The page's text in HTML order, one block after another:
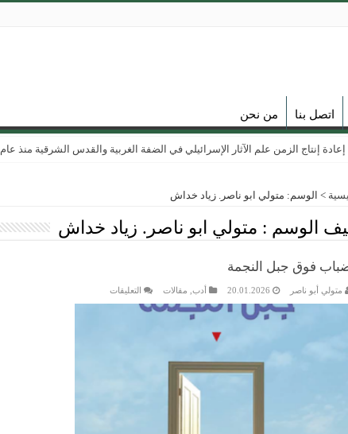
اتصل بنا من نحن
إنتاج الزمن علم الآثار الإسرائيلي في الضفة الغربية والقدس الشرقية منذ عام 1967
> الوسم: متولي ابو ناصر. زياد خداش
الوسم : متولي ابو ناصر. زياد خداش
فوق جبل النجمة
متولي أبو ناصر 20.01.2026 أدب مقالات التعليقات